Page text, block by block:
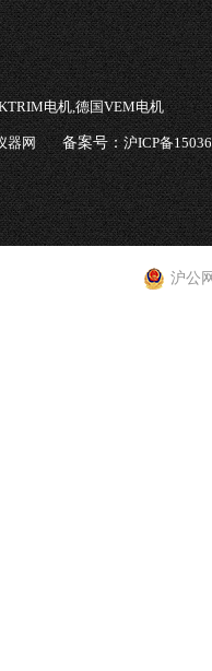
电机,德国VEM电机
器网 备案号：沪ICP备
沪公